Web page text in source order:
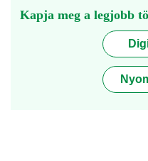
Kapja meg a legjobb